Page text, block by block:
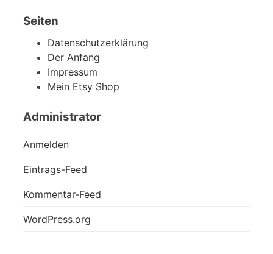
Seiten
Datenschutzerklärung
Der Anfang
Impressum
Mein Etsy Shop
Administrator
Anmelden
Eintrags-Feed
Kommentar-Feed
WordPress.org